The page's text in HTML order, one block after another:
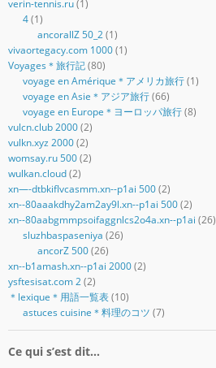
verin-tennis.ru(1)
4(1)
ancorallZ 50_2(1)
vivaortegacy.com 1000(1)
Voyages＊旅行記(80)
voyage en Amérique＊アメリカ旅行(1)
voyage en Asie＊アジア旅行(66)
voyage en Europe＊ヨーロッパ旅行(8)
vulcn.club 2000(2)
vulkn.xyz 2000(2)
womsay.ru 500(2)
wulkan.cloud(2)
xn—-dtbkiflvcasmm.xn--p1ai 500(2)
xn--80aaakdhy2am2ay9l.xn--p1ai 500(2)
xn--80aabgmmpsoifaggnlcs2o4a.xn--p1ai (26)
sluzhbaspaseniya (26)
ancorZ 500(26)
xn--b1amash.xn--p1ai 2000(2)
ysftesisat.com 2(2)
＊lexique＊用語一覧表(10)
astuces cuisine＊料理のコツ (7)
Ce qui s’est dit…